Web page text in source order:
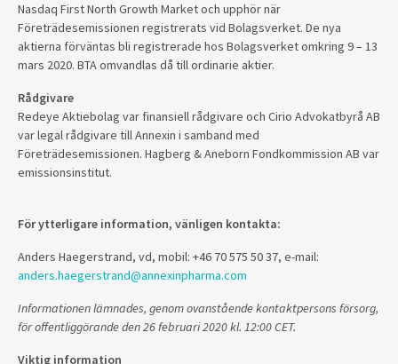
Nasdaq First North Growth Market och upphör när
Företrädesemissionen registrerats vid Bolagsverket. De nya
aktierna förväntas bli registrerade hos Bolagsverket omkring 9 – 13
mars 2020. BTA omvandlas då till ordinarie aktier.
Rådgivare
Redeye Aktiebolag var finansiell rådgivare och Cirio Advokatbyrå AB
var legal rådgivare till Annexin i samband med
Företrädesemissionen. Hagberg & Aneborn Fondkommission AB var
emissionsinstitut.
För ytterligare information, vänligen kontakta:
Anders Haegerstrand, vd, mobil: +46 70 575 50 37, e-mail:
anders.haegerstrand@annexinpharma.com
Informationen lämnades, genom ovanstående kontaktpersons försorg,
för offentliggörande den 26 februari 2020 kl. 12:00 CET.
Viktig information